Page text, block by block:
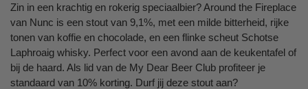
Zin in een krachtig en rokerig speciaalbier? Around the Fireplace
van Nunc is een stout van 9,1%, met een milde bitterheid, rijke
tonen van koffie en chocolade, en een flinke scheut Schotse
Laphroaig whisky. Perfect voor een avond aan de keukentafel of
bij de haard. Als lid van de My Dear Beer Club profiteer je
standaard van 10% korting. Durf jij deze stout aan?